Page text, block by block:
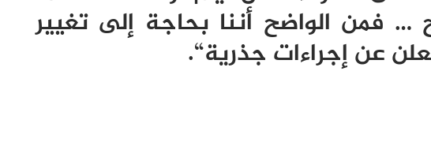
فمن الواضح أننا بحاجة إلى تغيير
عن إجراءات جذرية“.